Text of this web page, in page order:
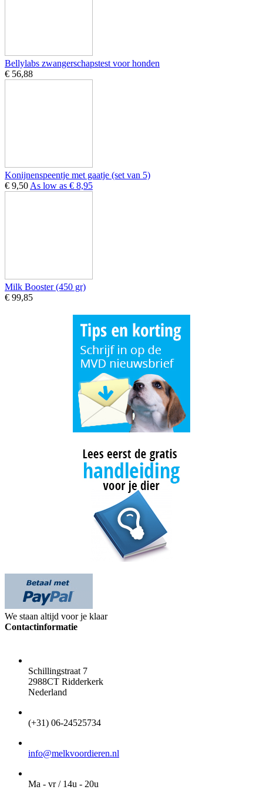
Bellylabs zwangerschapstest voor honden
€ 56,88
Konijnenspeentje met gaatje (set van 5)
€ 9,50 As low as € 8,95
Milk Booster (450 gr)
€ 99,85
We staan altijd voor je klaar
Contactinformatie
Schillingstraat 7
2988CT Ridderkerk
Nederland
(+31) 06-24525734
info@melkvoordieren.nl
Ma - vr / 14u - 20u